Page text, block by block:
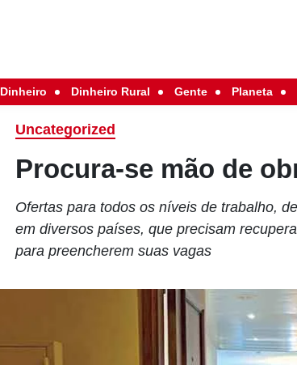
Dinheiro Dinheiro Rural Gente Planeta
Uncategorized
Procura-se mão de
Ofertas para todos os níveis de trabalho,
em diversos países, que precisam
para preencherem suas vagas